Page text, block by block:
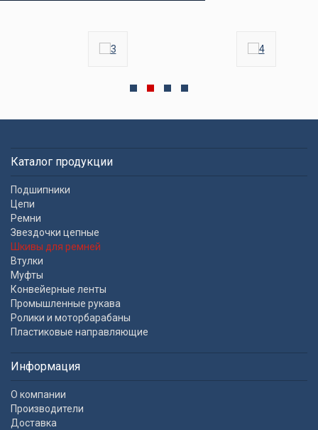
Каталог продукции
Подшипники
Цепи
Ремни
Звездочки цепные
Шкивы для ремней
Втулки
Муфты
Конвейерные ленты
Промышленные рукава
Ролики и моторбарабаны
Пластиковые направляющие
Информация
О компании
Производители
Доставка